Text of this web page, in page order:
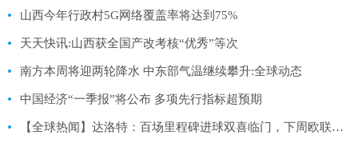
山西今年行政村5G网络覆盖率将达到75%
天天快讯:山西获全国产改考核“优秀”等次
南方本周将迎两轮降水 中东部气温继续攀升:全球动态
中国经济“一季报”将公布 多项先行指标超预期
【全球热闻】达洛特：百场里程碑进球双喜临门，下周欧联杯和足总杯要更进一步